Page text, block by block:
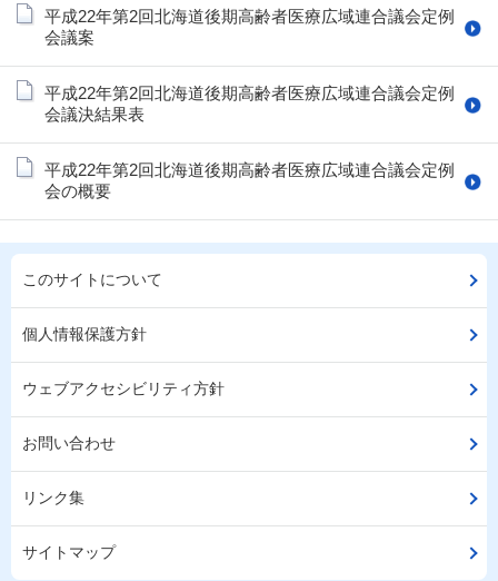
平成22年第2回北海道後期高齢者医療広域連合議会定例
会議案
平成22年第2回北海道後期高齢者医療広域連合議会定例
会議決結果表
平成22年第2回北海道後期高齢者医療広域連合議会定例
会の概要
このサイトについて
個人情報保護方針
ウェブアクセシビリティ方針
お問い合わせ
リンク集
サイトマップ